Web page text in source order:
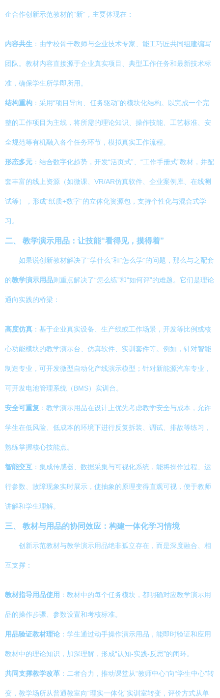
企合作创新示范教材的“新”，主要体现在：
内容共生 ：由学校骨干教师与企业技术专家、能工巧匠共同组建编写
团队。教材内容直接源于企业真实项目、典型工作任务和最新技术标
准，确保学生所学即所用。
结构重构 ：采用“项目导向、任务驱动”的模块化结构。以完成一个完
整的工作项目为主线，将所需的理论知识、操作技能、工艺标准、安
全规范等有机融入各个任务环节，模拟真实工作流程。
形态多元 ：结合数字化趋势，开发“活页式”、“工作手册式”教材，并配
套丰富的线上资源（如微课、VR/AR仿真软件、企业案例库、在线测
试等），形成“纸质+数字”的立体化资源包，支持个性化与混合式学
习。
二、 教学演示用品：让技能“看得见，摸得着”
如果说创新教材解决了“学什么”和“怎么学”的问题，那么与之配套
的教学演示用品则重点解决了“怎么练”和“如何评”的难题。它们是理论
通向实践的桥梁：
高度仿真 ：基于企业真实设备、生产线或工作场景，开发等比例或核
心功能模块的教学演示台、仿真软件、实训套件等。例如，针对智能
制造专业，可开发微型自动化产线演示模型；针对新能源汽车专业，
可开发电池管理系统（BMS）实训台。
安全可重复 ：教学演示用品在设计上优先考虑教学安全与成本，允许
学生在低风险、低成本的环境下进行反复拆装、调试、排故等练习，
熟练掌握核心技能点。
智能交互 ：集成传感器、数据采集与可视化系统，能将操作过程、运
行参数、故障现象实时展示，使抽象的原理变得直观可视，便于教师
讲解和学生理解。
三、 教材与用品的协同效应：构建一体化学习情境
创新示范教材与教学演示用品绝非孤立存在，而是深度融合、相
互支撑：
教材指导用品使用 ：教材中的每个任务模块，都明确对应教学演示用
品的操作步骤、参数设置和考核标准。
用品验证教材理论 ：学生通过动手操作演示用品，能即时验证和应用
教材中的理论知识，加深理解，形成“认知-实践-反思”的闭环。
共同支撑教学改革 ：二者合力，推动课堂从“教师中心”向“学生中心”转
变，教学场所从普通教室向“理实一体化”实训室转变，评价方式从单